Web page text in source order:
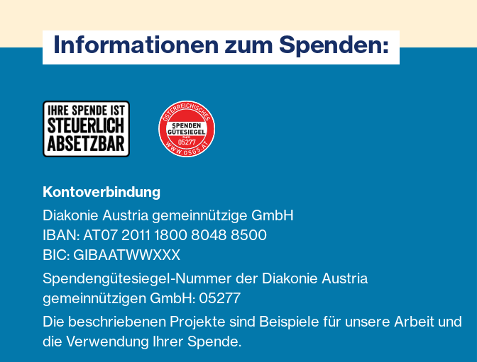
Informationen zum Spenden:
Kontoverbindung
Diakonie Austria gemeinnützige GmbH
IBAN: AT07 2011 1800 8048 8500
BIC: GIBAATWWXXX
Spendengütesiegel-Nummer der Diakonie Austria
gemeinnützigen GmbH: 05277
Die beschriebenen Projekte sind Beispiele für unsere Arbeit und
die Verwendung Ihrer Spende.